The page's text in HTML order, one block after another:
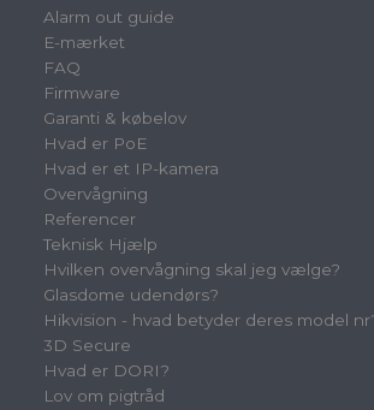
Alarm out guide
E-mærket
FAQ
Firmware
Garanti & købelov
Hvad er PoE
Hvad er et IP-kamera
Overvågning
Referencer
Teknisk Hjælp
Hvilken overvågning skal jeg vælge?
Glasdome udendørs?
Hikvision - hvad betyder deres model
3D Secure
Hvad er DORI?
Lov om pigtråd